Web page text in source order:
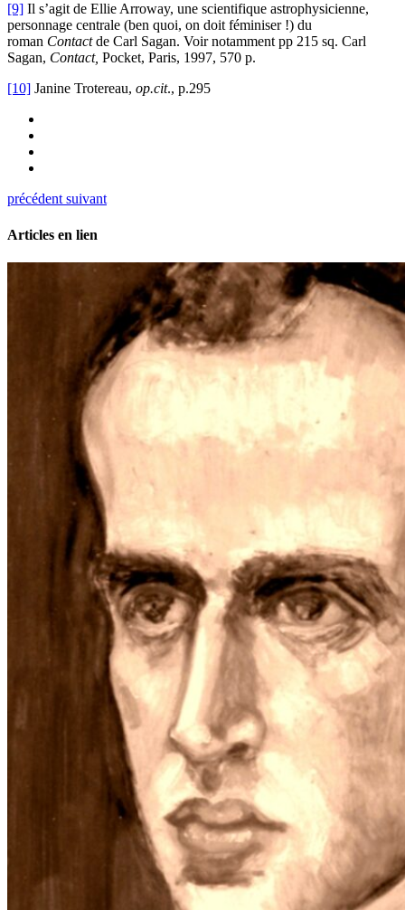
[9] Il s’agit de Ellie Arroway, une scientifique astrophysicienne,
personnage centrale (ben quoi, on doit féminiser !) du
roman Contactde Carl Sagan. Voir notamment pp 215 sq. Carl
Sagan, Contact, Pocket, Paris, 1997, 570 p.
[10] Janine Trotereau, op.cit., p.295
précédent suivant
Articles en lien